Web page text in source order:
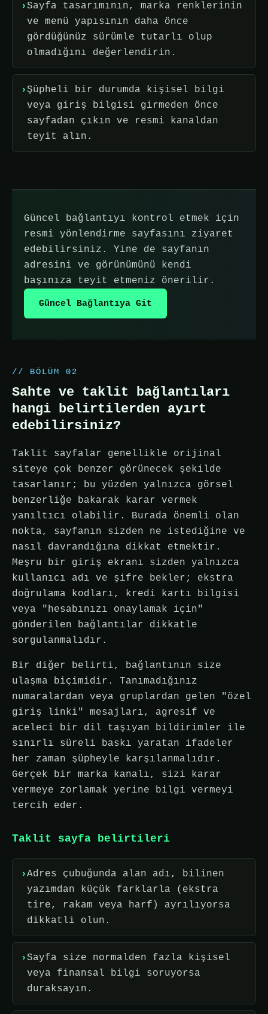
Sayfa tasarımının, marka renklerinin
ve menü yapısının daha önce
gördüğünüz sürümle tutarlı olup
olmadığını değerlendirin.
Şüpheli bir durumda kişisel bilgi
veya giriş bilgisi girmeden önce
sayfadan çıkın ve resmi kanaldan
teyit alın.
Güncel bağlantıyı kontrol etmek için
resmi yönlendirme sayfasını ziyaret
edebilirsiniz. Yine de sayfanın
adresini ve görünümünü kendi
başınıza teyit etmeniz önerilir.
Güncel Bağlantıya Git
// BÖLÜM 02
Sahte ve taklit bağlantıları
hangi belirtilerden ayırt
edebilirsiniz?
Taklit sayfalar genellikle orijinal
siteye çok benzer görünecek şekilde
tasarlanır; bu yüzden yalnızca görsel
benzerliğe bakarak karar vermek
yanıltıcı olabilir. Burada önemli olan
nokta, sayfanın sizden ne istediğine ve
nasıl davrandığına dikkat etmektir.
Meşru bir giriş ekranı sizden yalnızca
kullanıcı adı ve şifre bekler; ekstra
doğrulama kodları, kredi kartı bilgisi
veya "hesabınızı onaylamak için"
gönderilen bağlantılar dikkatle
sorgulanmalıdır.
Bir diğer belirti, bağlantının size
ulaşma biçimidir. Tanımadığınız
numaralardan veya gruplardan gelen "özel
giriş linki" mesajları, agresif ve
aceleci bir dil taşıyan bildirimler ile
sınırlı süreli baskı yaratan ifadeler
her zaman şüpheyle karşılanmalıdır.
Gerçek bir marka kanalı, sizi karar
vermeye zorlamak yerine bilgi vermeyi
tercih eder.
Taklit sayfa belirtileri
Adres çubuğunda alan adı, bilinen
yazımdan küçük farklarla (ekstra
tire, rakam veya harf) ayrılıyorsa
dikkatli olun.
Sayfa size normalden fazla kişisel
veya finansal bilgi soruyorsa
duraksayın.